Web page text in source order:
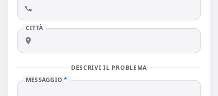
CITTÀ
DESCRIVI IL PROBLEMA
MESSAGGIO*